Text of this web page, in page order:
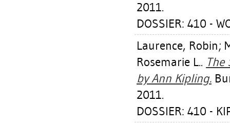
2011.
DOSSIER: 410 -
Laurence, Robin;
Rosemarie L.. The
by Ann Kipling.
2011.
DOSSIER: 410 -